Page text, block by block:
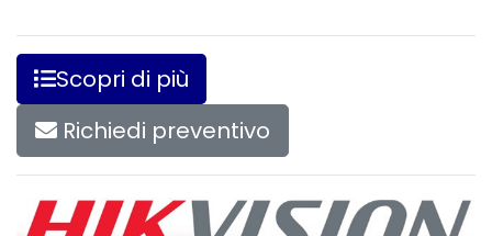
Scopri di più
Richiedi preventivo